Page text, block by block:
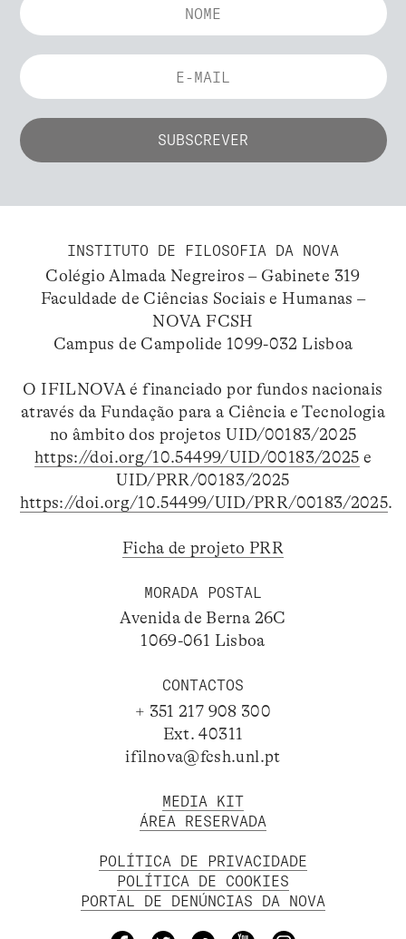
INSTITUTO DE FILOSOFIA DA NOVA
Colégio Almada Negreiros – Gabinete 319
Faculdade de Ciências Sociais e Humanas –
NOVA FCSH
Campus de Campolide 1099-032 Lisboa
O IFILNOVA é financiado por fundos nacionais
através da Fundação para a Ciência e Tecnologia
no âmbito dos projetos UID/00183/2025
https://doi.org/10.54499/UID/00183/2025 e
UID/PRR/00183/2025
https://doi.org/10.54499/UID/PRR/00183/2025.
Ficha de projeto PRR
MORADA POSTAL
Avenida de Berna 26C
1069-061 Lisboa
CONTACTOS
+ 351 217 908 300
Ext. 40311
ifilnova@fcsh.unl.pt
MEDIA KIT
ÁREA RESERVADA
POLÍTICA DE PRIVACIDADE
POLÍTICA DE COOKIES
PORTAL DE DENÚNCIAS DA NOVA